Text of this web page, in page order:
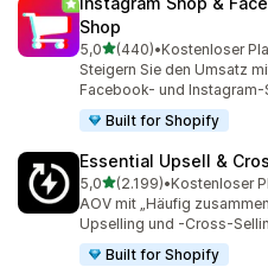
Shop
5,0von 5 Sternen
(440)
440 Rezensionen
•Kostenloser
Steigern Sie den Umsatz
Facebook- und Instagram-
Built for Shopify
Essential Upsell &
5,0von 5 Sternen
(2.199)
2199 Rezensionen
•
AOV mit „Häufig
Upselling und -Cross-
Built for Shopify